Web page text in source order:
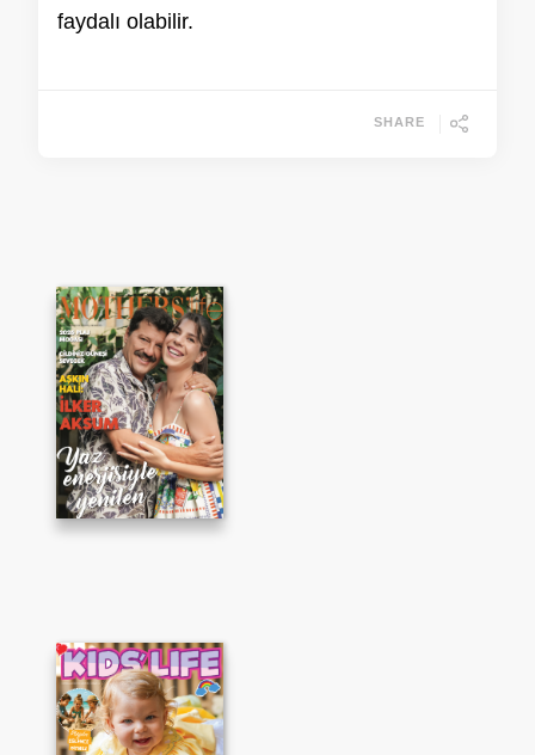
faydalı olabilir.
SHARE